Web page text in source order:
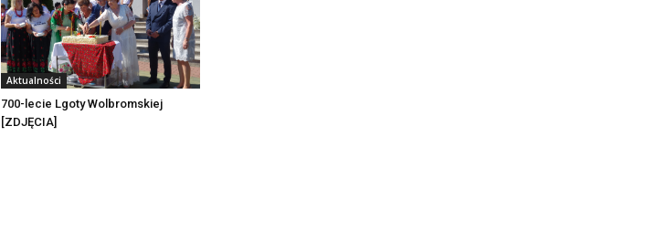
Aktualności
700-lecie Lgoty Wolbromskiej
[ZDJĘCIA]